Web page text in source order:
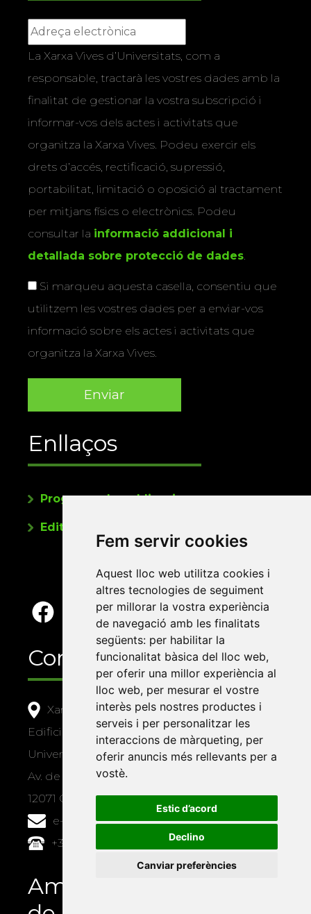
Fem servir cookies
Aquest lloc web utilitza cookies i
altres tecnologies de seguiment
per millorar la vostra experiència
de navegació amb les finalitats
següents: per habilitar la
funcionalitat bàsica del lloc web,
per oferir una millor experiència al
lloc web, per mesurar el vostre
interès pels nostres productes i
serveis i per personalitzar les
interaccions de màrqueting, per
oferir anuncis més rellevants per a
vostè.
Estic d’acord
Declino
Canviar preferències
La Xarxa Vives d’Universitats, com a
responsable, tractarà les vostres dades amb la
finalitat de gestionar la vostra subscripció i
informar-vos dels actes i activitats que
organitza la Xarxa Vives. Podeu exercir els
drets d’accés, rectificació, supressió,
portabilitat, limitació o oposició al tractament
per mitjans físics o electrònics. Podeu
consultar la informació addicional i
detallada sobre protecció de dades
Si marqueu aquesta casella, consentiu que
utilitzem les vostres dades per a enviar-vos
informació sobre els actes i activitats que
organitza la Xarxa Vives.
Enllaços
Programa de publicacions
Editorials universitàries a Twitter
Contacte
Xarxa Vives d'Universitats
Edifici Àgora
Universitat Jaume I, local 10
Av. de Vicent Sos Baynat, s/n
12071 Castelló de la Plana
e-buc@vives.org
+34 964 72 89 93
Amb el suport